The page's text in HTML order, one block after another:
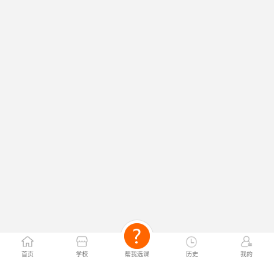
首页 学校 帮我选课 历史 我的